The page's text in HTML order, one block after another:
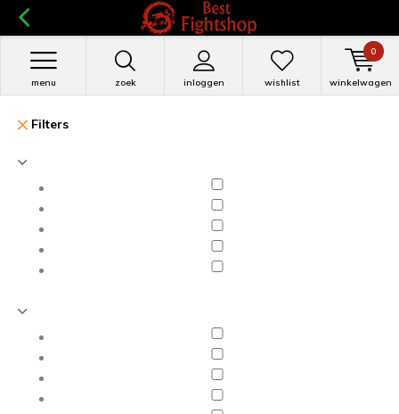
zoek inloggen
menu wishlist winkelwagen
0
Filters